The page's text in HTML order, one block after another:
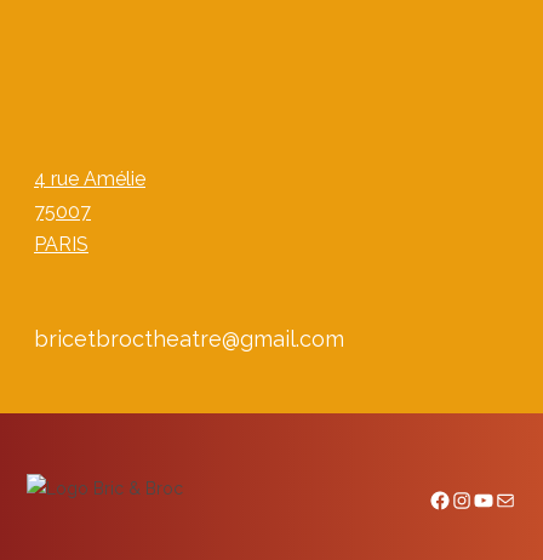
4 rue Amélie
75007
PARIS
bricetbroctheatre@gmail.com
Facebook
Instagram
YouTube
E-mail